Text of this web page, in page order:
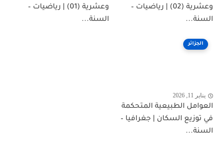
وعشرية (02) | رياضيات –
السنة...
وعشرية (01) | رياضيات –
السنة...
الجزائر
يناير 11, 2026
العوامل الطبيعية المتحكمة
في توزيع السكان | جغرافيا –
السنة...